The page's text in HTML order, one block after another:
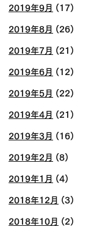
2019年9月 (17)
2019年8月 (26)
2019年7月 (21)
2019年6月 (12)
2019年5月 (22)
2019年4月 (21)
2019年3月 (16)
2019年2月 (8)
2019年1月 (4)
2018年12月 (3)
2018年10月 (2)